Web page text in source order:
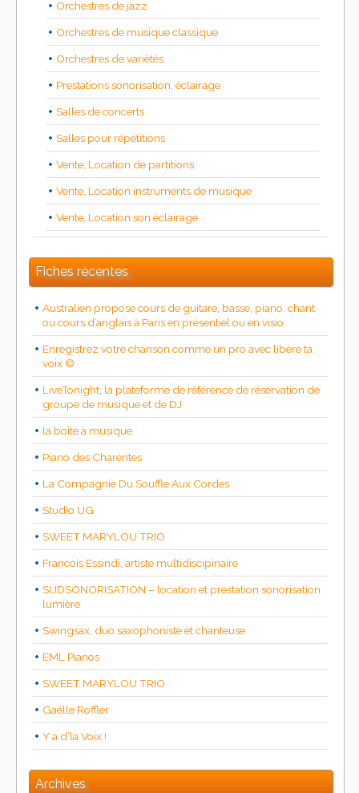
Orchestres de jazz
Orchestres de musique classique
Orchestres de variétés
Prestations sonorisation, éclairage
Salles de concerts
Salles pour répétitions
Vente, Location de partitions
Vente, Location instruments de musique
Vente, Location son éclairage
Fiches récentes
Australien propose cours de guitare, basse, piano, chant
ou cours d’anglais à Paris en présentiel ou en visio.
Enregistrez votre chanson comme un pro avec libère ta
voix ©
LiveTonight, la plateforme de référence de réservation de
groupe de musique et de DJ
la boîte à musique
Piano des Charentes
La Compagnie Du Souffle Aux Cordes
Studio UG
SWEET MARYLOU TRIO
Francois Essindi, artiste multidiscipinaire
SUDSONORISATION – location et prestation sonorisation
lumière
Swingsax, duo saxophoniste et chanteuse
EML Pianos
SWEET MARYLOU TRIO
Gaëlle Roffler
Y a d’la Voix !
Archives